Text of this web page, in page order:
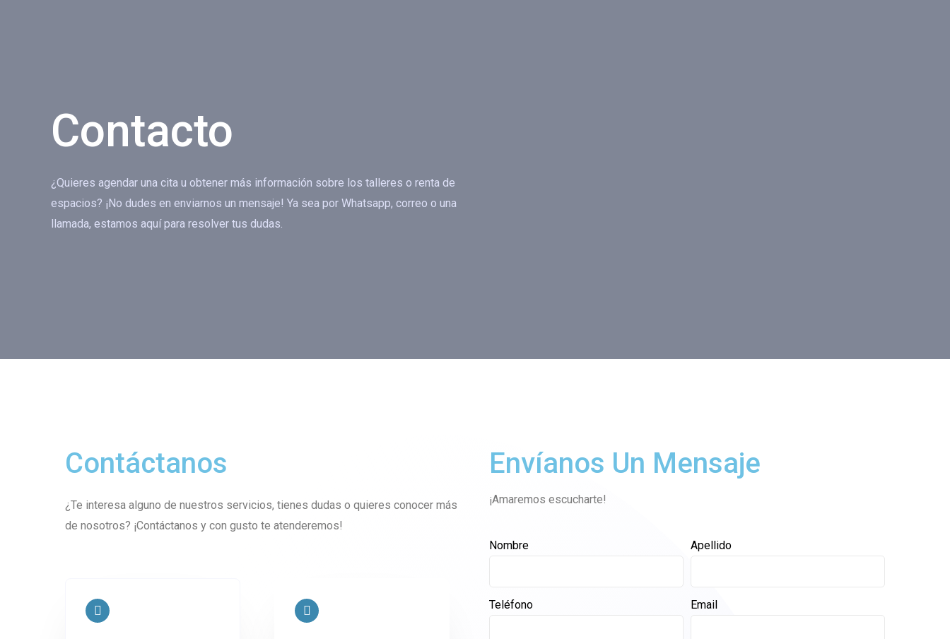
Contacto
¿Quieres agendar una cita u obtener más información sobre los talleres o renta de
espacios? ¡No dudes en enviarnos un mensaje! Ya sea por Whatsapp, correo o una
llamada, estamos aquí para resolver tus dudas.
Contáctanos
¿Te interesa alguno de nuestros servicios, tienes dudas o quieres conocer más
de nosotros? ¡Contáctanos y con gusto te atenderemos!
Envíanos Un Mensaje
¡Amaremos escucharte!
Nombre Apellido
Teléfono Email